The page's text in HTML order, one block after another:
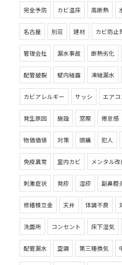
完全予防 カビ温床 高断熱
名古屋 別荘 建材 カビ防止
管理会社 漏水事故 断熱劣化
配管破裂 壁内結露 凍結漏水
カビアレルギー サッシ エアコ
発生原因 施設 窓際 倦怠感
物価価値 対策 頭痛 犯人
免疫異常 室内カビ メンタル改
刺激症状 発疹 湿疹 副鼻腔
修繕積立金 天井 体調不良
洗面所 コンセント 床下湿気
配管漏水 空調 第三種換気